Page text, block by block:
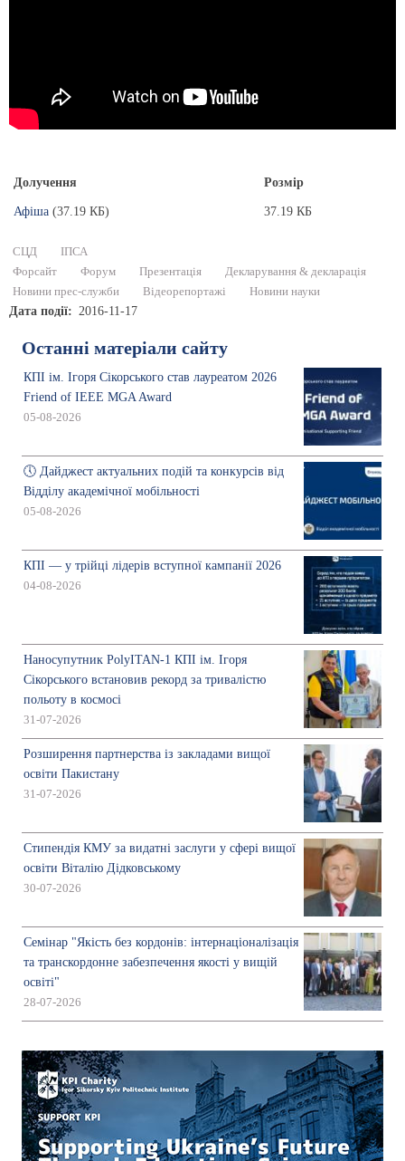
Долучення Розмір
Афіша (37.19 КБ) 37.19 КБ
СЦД
ІПСА
Форсайт
Форум Презентація
Декларування & декларація
Новини прес-служби
Відеорепортажі Новини науки
Дата події 2016-11-17
Останні матеріали сайту
КПІ ім. Ігоря Сікорського став лауреатом 2026
Friend of IEEE MGA Award
05-08-2026
🕔 Дайджест актуальних подій та конкурсів від
Відділу академічної мобільності
05-08-2026
КПІ — у трійці лідерів вступної кампанії 2026
04-08-2026
Наносупутник PolyITAN-1 КПІ ім. Ігоря
Сікорського встановив рекорд за тривалістю
польоту в космосі
31-07-2026
Розширення партнерства із закладами вищої
освіти Пакистану
31-07-2026
Стипендія КМУ за видатні заслуги у сфері вищої
освіти Віталію Дідковському
30-07-2026
Семінар "Якість без кордонів: інтернаціоналізація
та транскордонне забезпечення якості у вищій
освіті"
28-07-2026